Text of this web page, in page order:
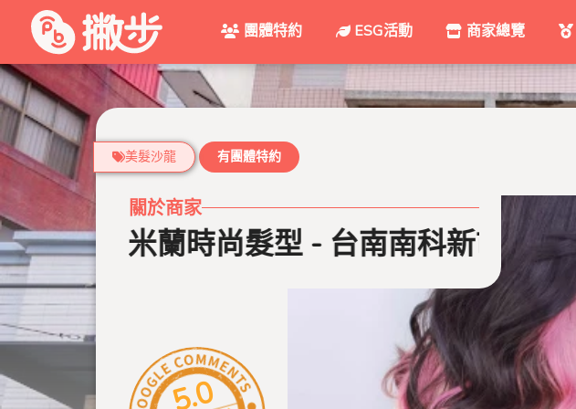
團體特約 ESG活動 商家總覽
美髮沙龍 有團體特約
關於商家
米蘭時尚髮型 - 台南南科新市旗艦店
5.0